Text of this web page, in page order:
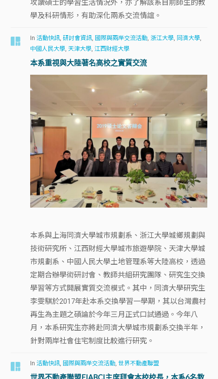
攻讀碩士的學習生活情況外，亦了解該系目前師生的教
學及科研情形，有助深化兩系交流情誼。
In活動快訊 ,研討會資訊 國際與兩岸交流活動 浙江大學 同濟大學
中國人民大學 ,天津大學 ,江西財經大學
本系重視與大陸著名高校之實質交流
本系與上海同濟大學城市規劃系、浙江大學城鄉規劃與
技術研究所、江西財經大學城市旅遊學院、天津大學城
市規劃系、中國人民大學土地管理系等大陸高校，透過
定期合辦學術研討會、教師共組研究團隊、研究生交換
學習等方式開展實質交流模式。其中，同濟大學研究生
李雯騏於2017年赴本系交換學習一學期，其以台灣農村
再生為主題之碩論於今年三月正式口試通過。今年八
月，本系研究生亦將赴同濟大學城市規劃系交換半年，
針對兩岸社會住宅制度比較進行研究。
In活動快訊 國際與兩岸交流活動 ,世界不動產聯盟
世界不動產聯盟FIABCI主席拜會本校校長，本系6名教